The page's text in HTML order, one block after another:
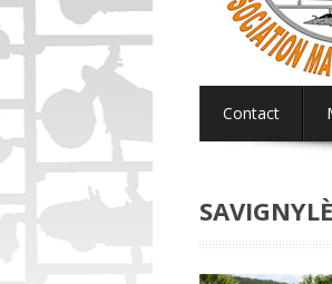
Contact